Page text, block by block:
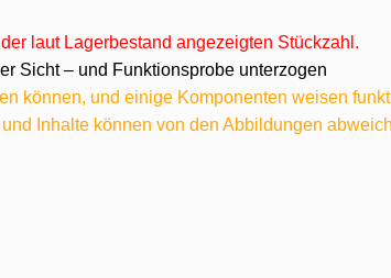
laut Lagerbestand angezeigten Stückzahl.
Sicht – und Funktionsprobe unterzogen
können, und einige Komponenten weisen
Inhalte können von den Abbildungen